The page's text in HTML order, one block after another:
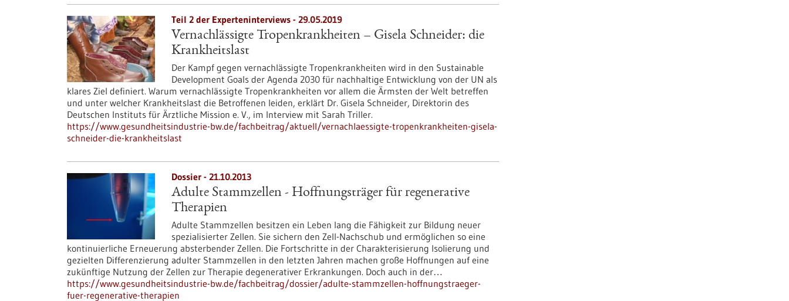
Teil 2 der Experteninterviews - 29.05.2019
Vernachlässigte Tropenkrankheiten – Gisela Schneider: die
Krankheitslast
Der Kampf gegen vernachlässigte Tropenkrankheiten wird in den Sustainable
Development Goals der Agenda 2030 für nachhaltige Entwicklung von der UN als
klares Ziel definiert. Warum vernachlässigte Tropenkrankheiten vor allem die Ärmsten der Welt betreffen
und unter welcher Krankheitslast die Betroffenen leiden, erklärt Dr. Gisela Schneider, Direktorin des
Deutschen Instituts für Ärztliche Mission e. V., im Interview mit Sarah Triller.
https://www.gesundheitsindustrie-bw.de/fachbeitrag/aktuell/vernachlaessigte-tropenkrankheiten-gisela-
schneider-die-krankheitslast
Dossier - 21.10.2013
Adulte Stammzellen - Hoffnungsträger für regenerative
Therapien
Adulte Stammzellen besitzen ein Leben lang die Fähigkeit zur Bildung neuer
spezialisierter Zellen. Sie sichern den Zell-Nachschub und ermöglichen so eine
kontinuierliche Erneuerung absterbender Zellen. Die Fortschritte in der Charakterisierung Isolierung und
gezielten Differenzierung adulter Stammzellen in den letzten Jahren machen große Hoffnungen auf eine
zukünftige Nutzung der Zellen zur Therapie degenerativer Erkrankungen. Doch auch in der…
https://www.gesundheitsindustrie-bw.de/fachbeitrag/dossier/adulte-stammzellen-hoffnungstraeger-
fuer-regenerative-therapien